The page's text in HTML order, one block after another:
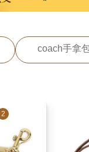
coach手拿
2